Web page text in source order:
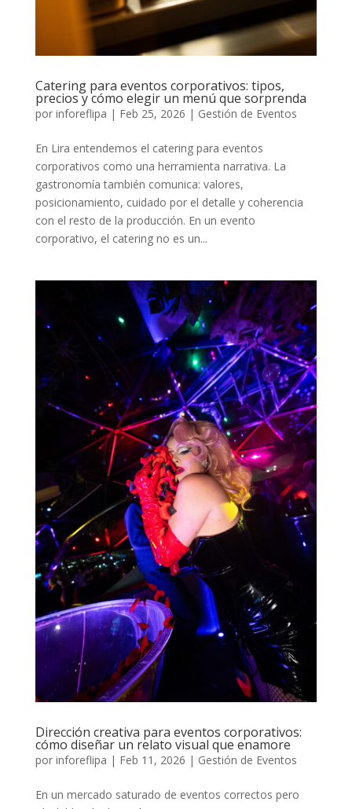
Catering para eventos corporativos: tipos,
precios y cómo elegir un menú que sorprenda
por inforeflipa | Feb 25, 2026 | Gestión de Eventos
En Lira entendemos el catering para eventos
corporativos como una herramienta narrativa. La
gastronomía también comunica: valores,
posicionamiento, cuidado por el detalle y coherencia
con el resto de la producción. En un evento
corporativo, el catering no es un...
Dirección creativa para eventos corporativos:
cómo diseñar un relato visual que enamore
por inforeflipa | Feb 11, 2026 | Gestión de Eventos
En un mercado saturado de eventos correctos pero